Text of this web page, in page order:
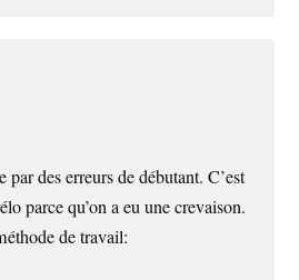
par des erreurs de débutant. C’est
parce qu’on a eu une crevaison.
de travail: